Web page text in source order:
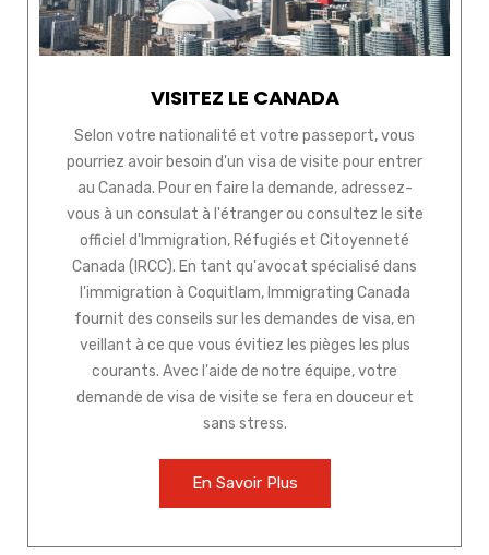
VISITEZ LE CANADA
Selon votre nationalité et votre passeport, vous
pourriez avoir besoin d'un visa de visite pour entrer
au Canada. Pour en faire la demande, adressez-
vous à un consulat à l'étranger ou consultez le site
officiel d'Immigration, Réfugiés et Citoyenneté
Canada (IRCC). En tant qu'avocat spécialisé dans
l'immigration à Coquitlam, Immigrating Canada
fournit des conseils sur les demandes de visa, en
veillant à ce que vous évitiez les pièges les plus
courants. Avec l'aide de notre équipe, votre
demande de visa de visite se fera en douceur et
sans stress.
En Savoir Plus